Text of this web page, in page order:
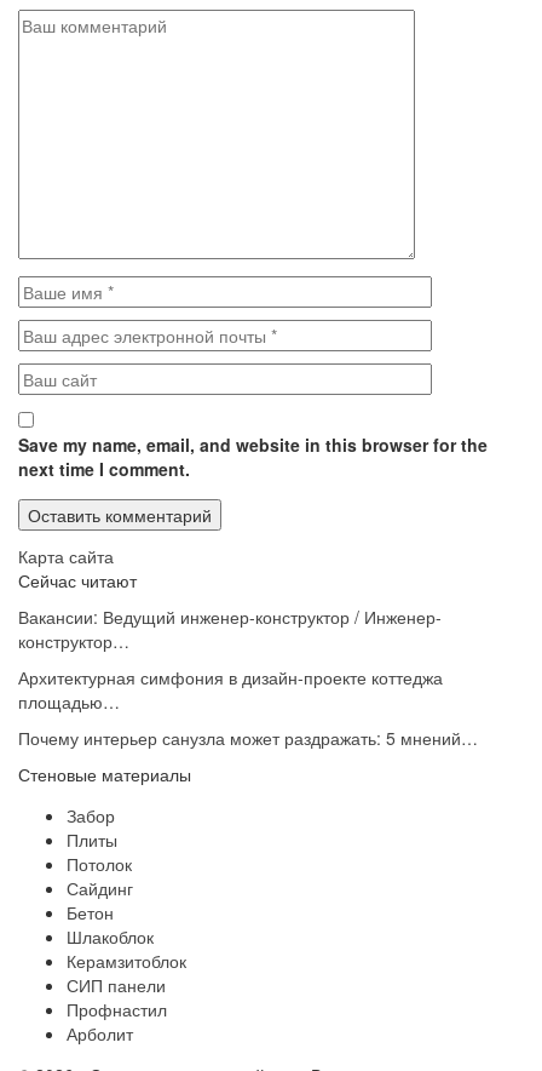
Save my name, email, and website in this browser for the
next time I comment.
Карта сайта
Сейчас читают
Вакансии: Ведущий инженер-конструктор / Инженер-
конструктор…
Архитектурная симфония в дизайн-проекте коттеджа
площадью…
Почему интерьер санузла может раздражать: 5 мнений…
Стеновые материалы
Забор
Плиты
Потолок
Сайдинг
Бетон
Шлакоблок
Керамзитоблок
СИП панели
Профнастил
Арболит